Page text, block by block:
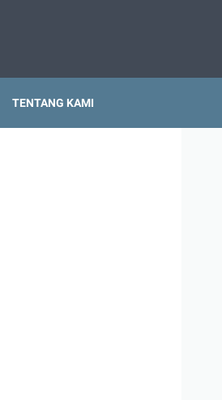
TENTANG KAMI